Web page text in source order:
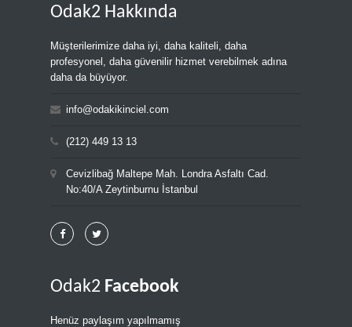
Odak2 Hakkında
Müşterilerimize daha iyi, daha kaliteli, daha
profesyonel, daha güvenilir hizmet verebilmek adına
daha da büyüyor.
info@odakikinciel.com
(212) 449 13 13
Cevizlibağ Maltepe Mah. Londra Asfaltı Cad.
No:40/A Zeytinburnu İstanbul
Odak2 Facebook
Henüz paylaşım yapılmamış